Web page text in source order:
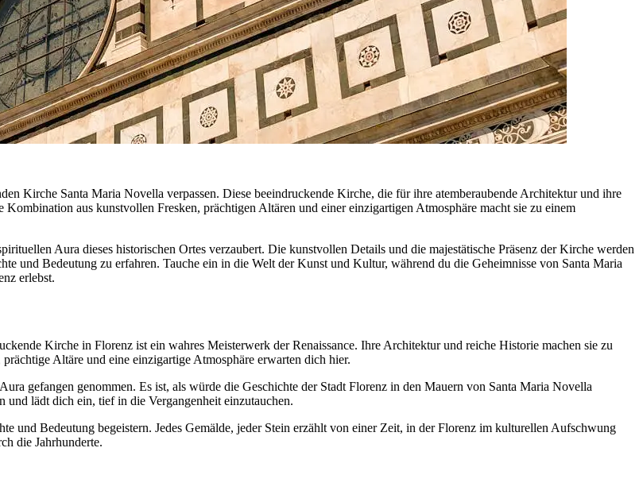
Kirche Santa Maria Novella verpassen. Diese beeindruckende Kirche, die für ihre atemberaubende Architektur und ihre
aus kunstvollen Fresken, prächtigen Altären und einer einzigartigen Atmosphäre macht sie zu einem
Aura dieses historischen Ortes verzaubert. Die kunstvollen Details und die majestätische Präsenz der Kirche werden
und Bedeutung zu erfahren. Tauche ein in die Welt der Kunst und Kultur, während du die Geheimnisse von Santa Maria
erlebst.
Kirche in Florenz ist ein wahres Meisterwerk der Renaissance. Ihre Architektur und reiche Historie machen sie zu
Altäre und eine einzigartige Atmosphäre erwarten dich hier.
gefangen genommen. Es ist, als würde die Geschichte der Stadt Florenz in den Mauern von Santa Maria Novella
und lädt dich ein, tief in die Vergangenheit einzutauchen.
und Bedeutung begeistern. Jedes Gemälde, jeder Stein erzählt von einer Zeit, in der Florenz im kulturellen Aufschwung
die Jahrhunderte.